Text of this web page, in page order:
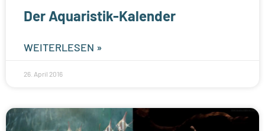
Der Aquaristik-Kalender
WEITERLESEN »
26. April 2016